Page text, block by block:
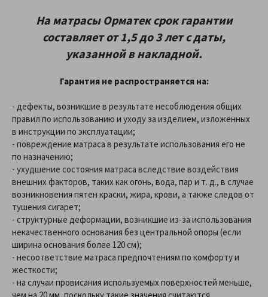
На матрасы Орматексрок гарантии
составляет от 1,5 до 3 лет с даты,
указанной в накладной.
Гарантия не распространяется на:
- дефекты, возникшие в результате несоблюдения общих
правил по использованию и уходу за изделием, изложенных
в инструкции по эксплуатации;
- повреждение матраса в результате использования его не
по назначению;
- ухудшение состояния матраса вследствие воздействия
внешних факторов, таких как огонь, вода, пар и т. д., в случае
возникновения пятен краски, жира, крови, а также следов от
тушения сигарет;
- структурные деформации, возникшие из-за использования
некачественного основания без центральной опоры (если
ширина основания более 120 см);
- несоответствие матраса предпочтениям по комфорту и
жесткости;
- на случаи провисания используемых поверхностей меньше,